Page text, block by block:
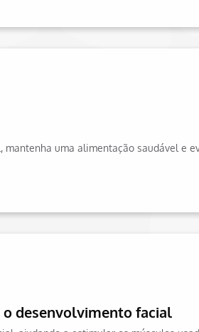
desenvolvimento facial